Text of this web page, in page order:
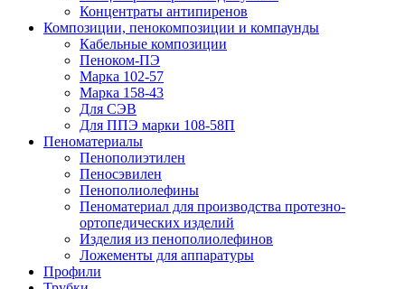
Концентраты антипиренов
Композиции, пенокомпозиции и компаунды
Кабельные композиции
Пеноком-ПЭ
Марка 102-57
Марка 158-43
Для СЭВ
Для ППЭ марки 108-58П
Пеноматериалы
Пенополиэтилен
Пеносэвилен
Пенополиолефины
Пеноматериал для производства протезно-
ортопедических изделий
Изделия из пенополиолефинов
Ложементы для аппаратуры
Профили